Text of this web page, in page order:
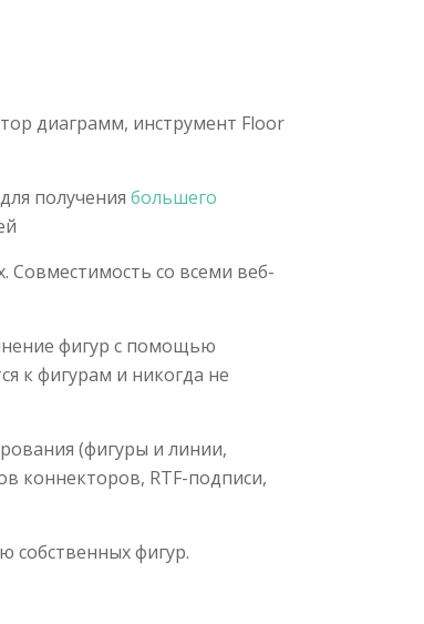
диаграмм, инструмент Floor
получения большего
Совместимость со всеми веб-
фигур с помощью
к фигурам и никогда не
(фигуры и линии,
коннекторов, RTF-подписи,
собственных фигур.